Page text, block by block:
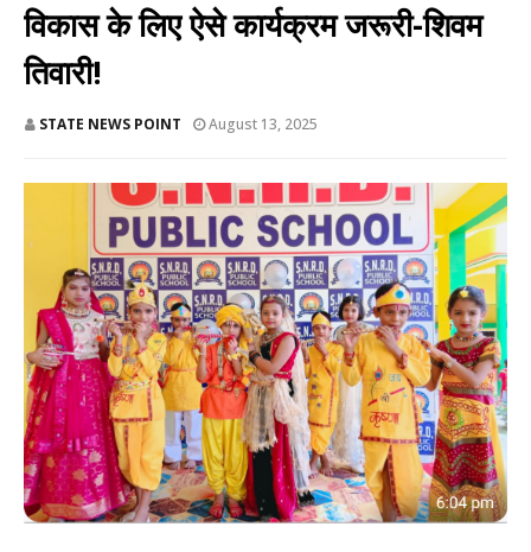
विकास के लिए ऐसे कार्यक्रम जरूरी-शिवम
तिवारी!
STATE NEWS POINT August 13, 2025